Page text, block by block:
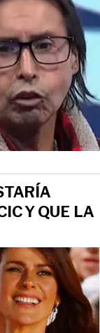
Y QUE LA